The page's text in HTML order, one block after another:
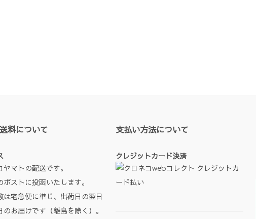
料について
ヤマトの配送です。
ポストに投函いたします。
は宅急便に準じ、出荷日の翌日
のお届けです（離島を除く）。
支払い方法について
クレジットカード決済